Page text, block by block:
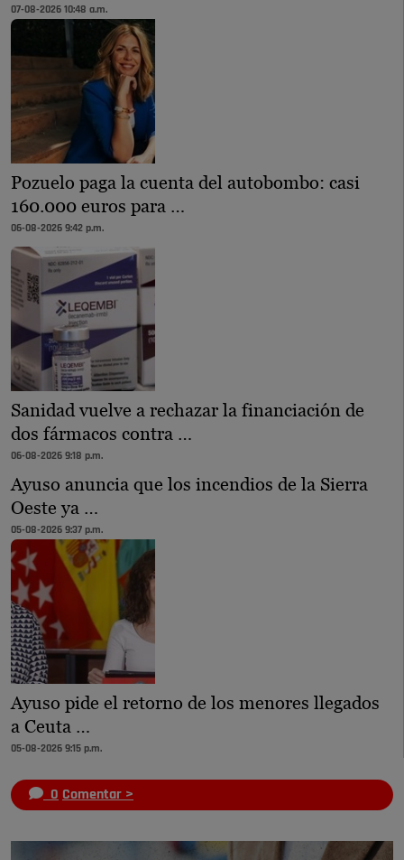
07-08-2026 10:48 a.m.
Pozuelo paga la cuenta del autobombo: casi
160.000 euros para …
06-08-2026 9:42 p.m.
Sanidad vuelve a rechazar la financiación de
dos fármacos contra …
06-08-2026 9:18 p.m.
Ayuso anuncia que los incendios de la Sierra
Oeste ya …
05-08-2026 9:37 p.m.
Ayuso pide el retorno de los menores llegados
a Ceuta …
05-08-2026 9:15 p.m.
0 Comentar >